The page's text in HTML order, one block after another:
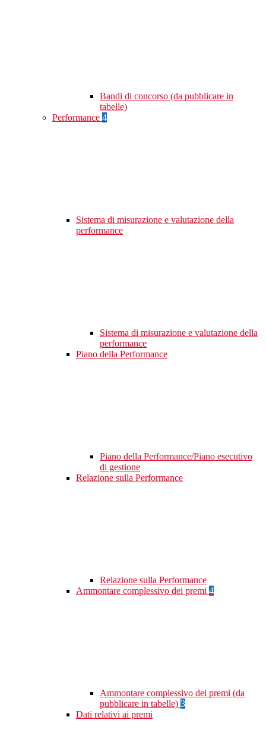
Bandi di concorso (da pubblicare in
tabelle)
Performance 4
Sistema di misurazione e valutazione della
performance
Sistema di misurazione e valutazione della
performance
Piano della Performance
Piano della Performance/Piano esecutivo
di gestione
Relazione sulla Performance
Relazione sulla Performance
Ammontare complessivo dei premi 4
Ammontare complessivo dei premi (da
pubblicare in tabelle) 3
Dati relativi ai premi